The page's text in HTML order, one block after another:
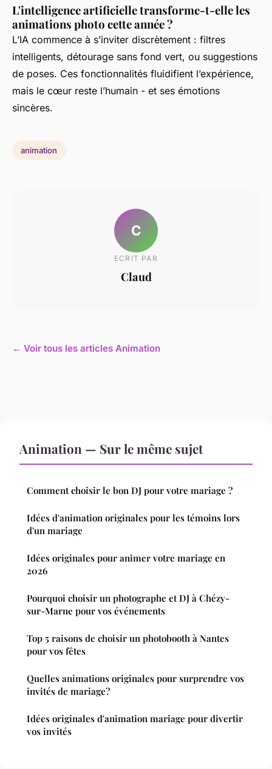
L'intelligence artificielle transforme-t-elle les
animations photo cette année ?
L’IA commence à s’inviter discrètement : filtres
intelligents, détourage sans fond vert, ou suggestions
de poses. Ces fonctionnalités fluidifient l’expérience,
mais le cœur reste l’humain - et ses émotions
sincères.
animation
C
ECRIT PAR
Claud
← Voir tous les articles Animation
Animation — Sur le même sujet
Comment choisir le bon DJ pour votre mariage ?
Idées d'animation originales pour les témoins lors
d'un mariage
Idées originales pour animer votre mariage en
2026
Pourquoi choisir un photographe et DJ à Chézy-
sur-Marne pour vos événements
Top 5 raisons de choisir un photobooth à Nantes
pour vos fêtes
Quelles animations originales pour surprendre vos
invités de mariage?
Idées originales d'animation mariage pour divertir
vos invités